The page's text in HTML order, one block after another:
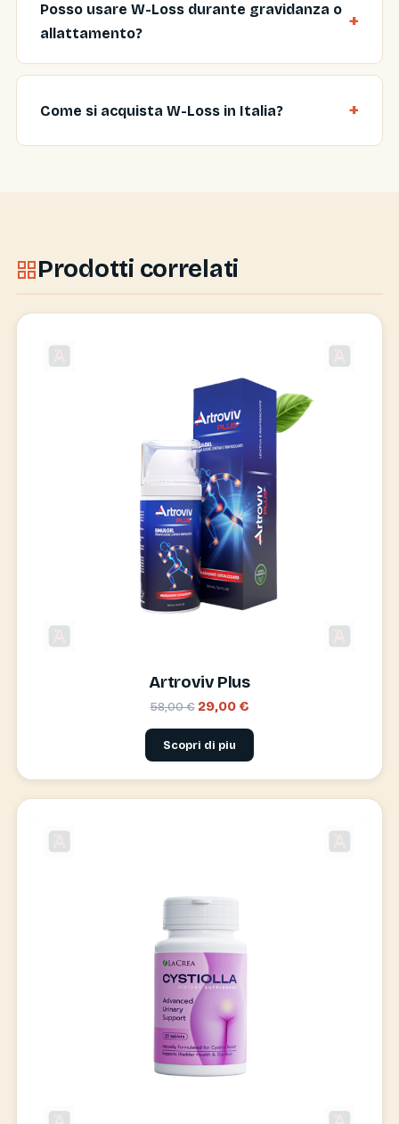
Posso usare W-Loss durante gravidanza o
allattamento?
Come si acquista W-Loss in Italia?
Prodotti correlati
Artroviv Plus
58,00 €29,00 €
Scopri di piu